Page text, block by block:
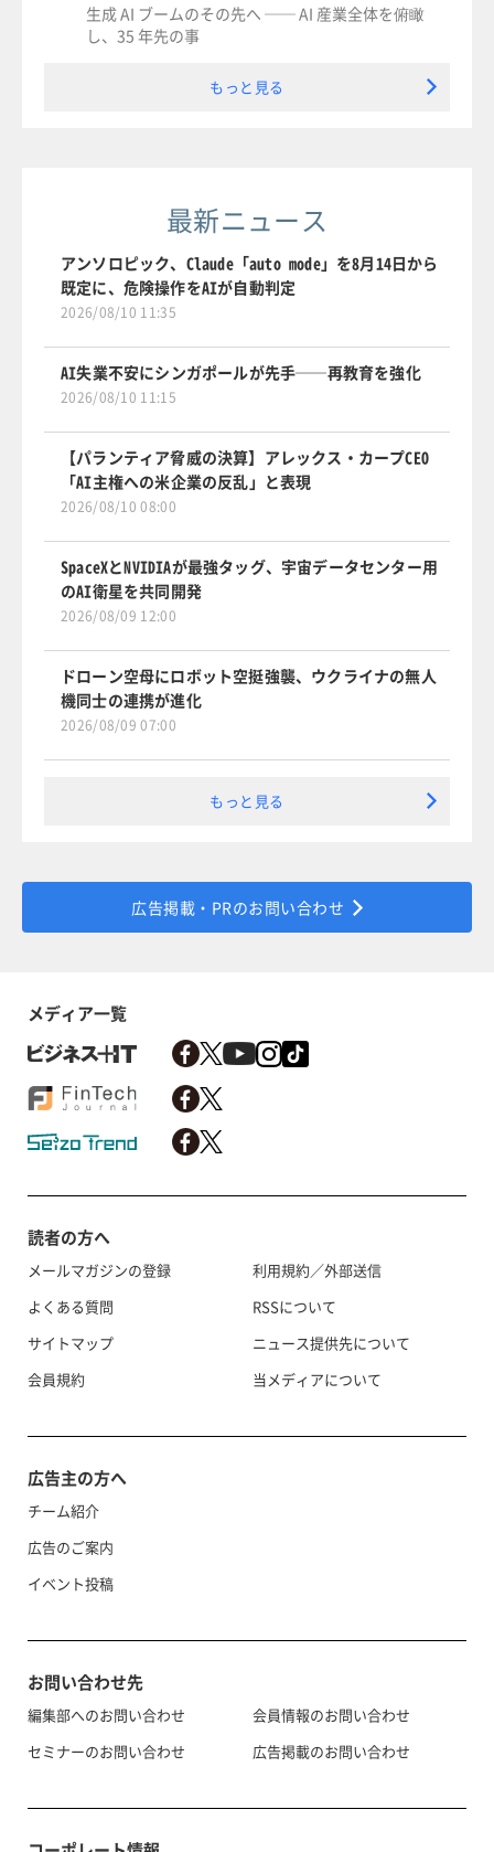
生成 AI ブームのその先へ ── AI 産業全体を俯瞰
し、35 年先の事
もっと見る
最新ニュース
アンソロピック、Claude「auto mode」を8月14日から
既定に、危険操作をAIが自動判定
2026/08/10 11:35
AI失業不安にシンガポールが先手──再教育を強化
2026/08/10 11:15
【パランティア脅威の決算】アレックス・カープCEO
「AI主権への米企業の反乱」と表現
2026/08/10 08:00
SpaceXとNVIDIAが最強タッグ、宇宙データセンター用
のAI衛星を共同開発
2026/08/09 12:00
ドローン空母にロボット空挺強襲、ウクライナの無人
機同士の連携が進化
2026/08/09 07:00
もっと見る
広告掲載・PRのお問い合わせ
メディア一覧
読者の方へ
メールマガジンの登録
よくある質問
サイトマップ
会員規約
利用規約／外部送信
RSSについて
ニュース提供先について
当メディアについて
広告主の方へ
チーム紹介
広告のご案内
イベント投稿
お問い合わせ先
編集部へのお問い合わせ
セミナーのお問い合わせ
会員情報のお問い合わせ
広告掲載のお問い合わせ